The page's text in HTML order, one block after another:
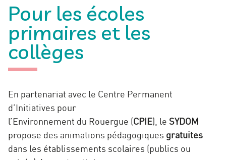
Pour les écoles
primaires et les
collèges
En partenariat avec le Centre Permanent
d’Initiatives pour
l’Environnement du Rouergue (CPIE), le SYDOM
propose des animations pédagogiques gratuites
dans les établissements scolaires (publics ou